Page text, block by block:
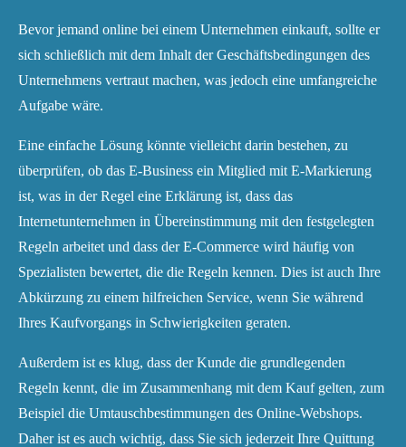
Bevor jemand online bei einem Unternehmen einkauft, sollte er
sich schließlich mit dem Inhalt der Geschäftsbedingungen des
Unternehmens vertraut machen, was jedoch eine umfangreiche
Aufgabe wäre.
Eine einfache Lösung könnte vielleicht darin bestehen, zu
überprüfen, ob das E-Business ein Mitglied mit E-Markierung
ist, was in der Regel eine Erklärung ist, dass das
Internetunternehmen in Übereinstimmung mit den festgelegten
Regeln arbeitet und dass der E-Commerce wird häufig von
Spezialisten bewertet, die die Regeln kennen. Dies ist auch Ihre
Abkürzung zu einem hilfreichen Service, wenn Sie während
Ihres Kaufvorgangs in Schwierigkeiten geraten.
Außerdem ist es klug, dass der Kunde die grundlegenden
Regeln kennt, die im Zusammenhang mit dem Kauf gelten, zum
Beispiel die Umtauschbestimmungen des Online-Webshops.
Daher ist es auch wichtig, dass Sie sich jederzeit Ihre Quittung